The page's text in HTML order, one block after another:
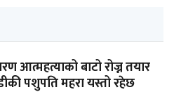
आत्महत्याको बाटो रोज्न तयार
पशुपति महरा यस्तो रहेछ